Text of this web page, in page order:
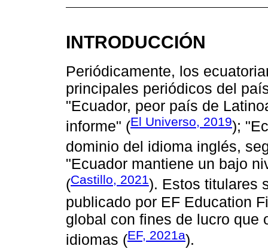
INTRODUCCIÓN
Periódicamente, los
principales periódicos del
"Ecuador, peor país de
informe" (El Universo, 2019);
dominio del idioma inglés,
"Ecuador mantiene un bajo
(Castillo, 2021). Estos titulares
publicado por EF Education
global con fines de lucro que
idiomas (EF, 2021a).